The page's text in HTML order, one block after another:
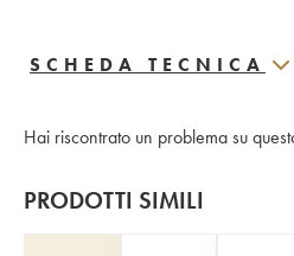
SCHEDA TECNICA
Hai riscontrato un problema su
PRODOTTI SIMILI